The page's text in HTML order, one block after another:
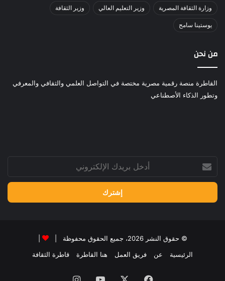
وزارة الثقافة المصرية وزير التعليم العالي وزير الثقافة
يوستينا سامح
من نحن
القاطرة منصة رقمية مصرية مختصة في التواصل العلمي والثقافي والمعرفي
وتطور الذكاء الأصطناعي
بريدك
الإلكتروني
© حقوق النشر 2026، جميع الحقوق محفوظة |
الرئيسية
عن فريق العمل هنا القاطرة قاطرة الثقافة